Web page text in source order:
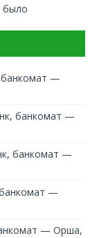
было
—
банкомат —
банкомат —
—
— Орша,